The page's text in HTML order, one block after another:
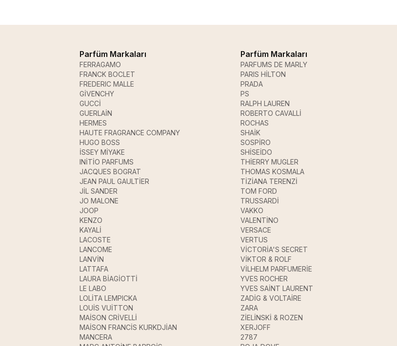
Parfüm Markaları
FERRAGAMO
FRANCK BOCLET
FREDERIC MALLE
GİVENCHY
GUCCİ
GUERLAİN
HERMES
HAUTE FRAGRANCE COMPANY
HUGO BOSS
İSSEY MİYAKE
INİTİO PARFUMS
JACQUES BOGRAT
JEAN PAUL GAULTİER
JİL SANDER
JO MALONE
JOOP
KENZO
KAYALİ
LACOSTE
LANCOME
LANVİN
LATTAFA
LAURA BİAGİOTTİ
LE LABO
LOLİTA LEMPICKA
LOUİS VUİTTON
MAİSON CRİVELLİ
MAİSON FRANCİS KURKDJİAN
MANCERA
Parfüm Markaları
PARFUMS DE MARLY
PARIS HİLTON
PRADA
PS
RALPH LAUREN
ROBERTO CAVALLİ
ROCHAS
SHAİK
SOSPİRO
SHİSEİDO
THİERRY MUGLER
THOMAS KOSMALA
TİZİANA TERENZİ
TOM FORD
TRUSSARDİ
VAKKO
VALENTİNO
VERSACE
VERTUS
VİCTORİA'S SECRET
VİKTOR & ROLF
VİLHELM PARFUMERİE
YVES ROCHER
YVES SAİNT LAURENT
ZADİG & VOLTAİRE
ZARA
ZİELİNSKİ & ROZEN
XERJOFF
2787